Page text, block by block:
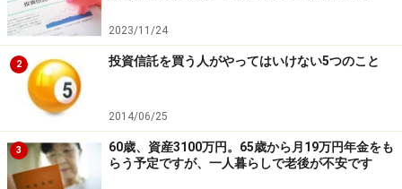
2023/11/24
2 投資信託を買う人がやってはいけない5つのこと
2014/06/25
3
60歳、資産3100万円。65歳から月19万円年金をも
らう予定ですが、一人暮らしで老後が不安です